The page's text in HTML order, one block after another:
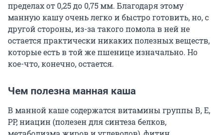
пределах от 0,25 до 0,75 мм. Благодаря этому
манную кашу очень легко и быстро готовить, но, с
другой стороны, из-за такого помола в ней не
остается практически никаких полезных веществ,
которые есть в той же пшенице изначально. Но
кое-что, конечно, остается.
Чем полезна манная каша
В манной каше содержатся витамины группы В, Е,
РР, ниацин (полезен для синтеза белков,